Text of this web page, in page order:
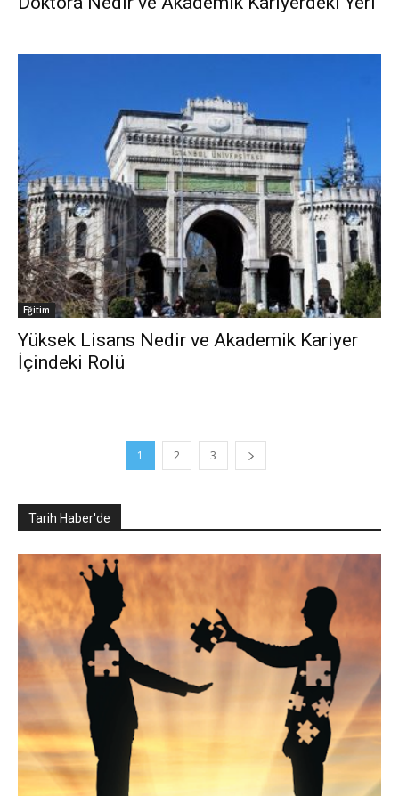
Eğitim
Yüksek Lisans Nedir ve Akademik Kariyer
İçindeki Rolü
1 2 3
Tarih Haber'de